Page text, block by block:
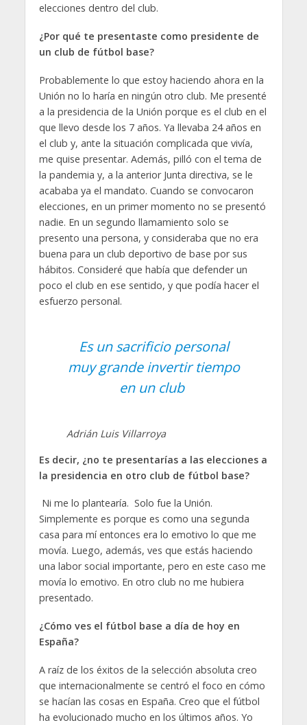
elecciones dentro del club.
¿Por qué te presentaste como presidente de
un club de fútbol base?
Probablemente lo que estoy haciendo ahora en la
Unión no lo haría en ningún otro club. Me presenté
a la presidencia de la Unión porque es el club en el
que llevo desde los 7 años. Ya llevaba 24 años en
el club y, ante la situación complicada que vivía,
me quise presentar. Además, pilló con el tema de
la pandemia y, a la anterior Junta directiva, se le
acababa ya el mandato. Cuando se convocaron
elecciones, en un primer momento no se presentó
nadie. En un segundo llamamiento solo se
presento una persona, y consideraba que no era
buena para un club deportivo de base por sus
hábitos. Consideré que había que defender un
poco el club en ese sentido, y que podía hacer el
esfuerzo personal.
Es un sacrificio personal
muy grande invertir tiempo
en un club
Adrián Luis Villarroya
Es decir, ¿no te presentarías a las elecciones a
la presidencia en otro club de fútbol base?
Ni me lo plantearía. Solo fue la Unión.
Simplemente es porque es como una segunda
casa para mí entonces era lo emotivo lo que me
movía. Luego, además, ves que estás haciendo
una labor social importante, pero en este caso me
movía lo emotivo. En otro club no me hubiera
presentado.
¿Cómo ves el fútbol base a día de hoy en
España?
A raíz de los éxitos de la selección absoluta creo
que internacionalmente se centró el foco en cómo
se hacían las cosas en España. Creo que el fútbol
ha evolucionado mucho en los últimos años. Yo